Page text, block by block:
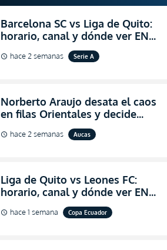
Barcelona SC vs Liga de Quito:
horario, canal y dónde ver EN
VIVO la Fecha 22 de la LigaPro
2026
schedule hace 2 semanas Serie A
Norberto Araujo desata el caos
en filas Orientales y decide
abandonar la dirección técnica
de Aucas
schedule hace 2 semanas Aucas
Liga de Quito vs Leones FC:
horario, canal y dónde ver EN
VIVO los octavos de final de la
Copa Ecuador 2026
schedule hace 1 semana Copa Ecuador